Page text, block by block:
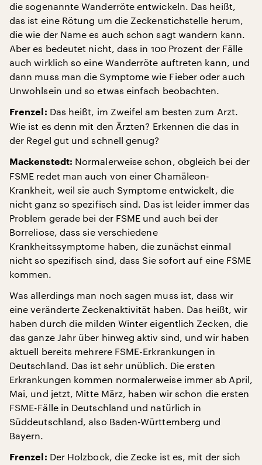
die sogenannte Wanderröte entwickeln. Das heißt,
das ist eine Rötung um die Zeckenstichstelle herum,
die wie der Name es auch schon sagt wandern kann.
Aber es bedeutet nicht, dass in 100 Prozent der Fälle
auch wirklich so eine Wanderröte auftreten kann, und
dann muss man die Symptome wie Fieber oder auch
Unwohlsein und so etwas einfach beobachten.
Frenzel: Das heißt, im Zweifel am besten zum Arzt.
Wie ist es denn mit den Ärzten? Erkennen die das in
der Regel gut und schnell genug?
Mackenstedt: Normalerweise schon, obgleich bei der
FSME redet man auch von einer Chamäleon-
Krankheit, weil sie auch Symptome entwickelt, die
nicht ganz so spezifisch sind. Das ist leider immer das
Problem gerade bei der FSME und auch bei der
Borreliose, dass sie verschiedene
Krankheitssymptome haben, die zunächst einmal
nicht so spezifisch sind, dass Sie sofort auf eine FSME
kommen.
Was allerdings man noch sagen muss ist, dass wir
eine veränderte Zeckenaktivität haben. Das heißt, wir
haben durch die milden Winter eigentlich Zecken, die
das ganze Jahr über hinweg aktiv sind, und wir haben
aktuell bereits mehrere FSME-Erkrankungen in
Deutschland. Das ist sehr unüblich. Die ersten
Erkrankungen kommen normalerweise immer ab April,
Mai, und jetzt, Mitte März, haben wir schon die ersten
FSME-Fälle in Deutschland und natürlich in
Süddeutschland, also Baden-Württemberg und
Bayern.
Frenzel: Der Holzbock, die Zecke ist es, mit der sich